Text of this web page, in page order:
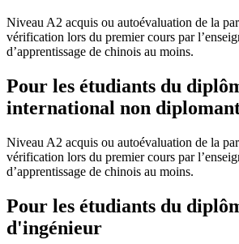
Niveau A2 acquis ou autoévaluation de la
vérification lors du premier cours par
d’apprentissage de chinois au moins.
Pour les étudiants du
international non
Niveau A2 acquis ou autoévaluation de la
vérification lors du premier cours par
d’apprentissage de chinois au moins.
Pour les étudiants du
d'ingénieur